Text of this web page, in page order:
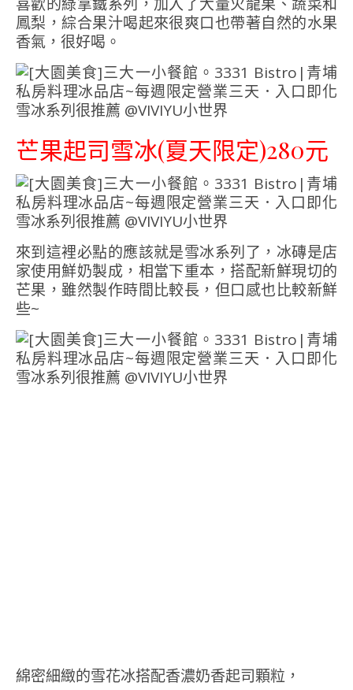
鳳梨，綜合果汁喝起來很爽口也帶著自然的水果
香氣，很好喝。
芒果起司雪冰(夏天限定)280元
來到這裡必點的應該就是雪冰系列了，冰磚是店
家使用鮮奶製成，相當下重本，搭配新鮮現切的
芒果，雖然製作時間比較長，但口感也比較新鮮
些~
綿密細緻的雪花冰搭配香濃奶香起司顆粒，